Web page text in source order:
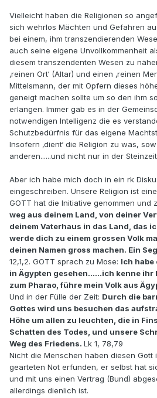
Vielleicht haben die Religionen so
sich wehrlos Mächten und Gefahren
bei einem, ihm transzendierenden
auch seine eigene Unvollkommenheit
diesem transzendenten Wesen zu
‚reinen Ort‘ (Altar) und einen ‚reinen
Mittelsmann, der mit Opfern dieses
geneigt machen sollte um so den ihm
erlangen. Immer gab es in der
notwendigen Intelligenz die es
Schutzbedürfnis für das eigene
Insofern ‚dient‘ die Religion zu was,
anderen......und nicht nur in der
Aber ich habe mich doch in ein rk
eingeschreiben. Unsere Religion ist
GOTT hat die Initiative genommen und
weg aus deinem Land, von deiner
deinem Vaterhaus in das Land, das
werde dich zu einem grossen Volk
deinen Namen gross machen. Ein
12,1,2. GOTT sprach zu Mose: Ich habe
in Ägypten gesehen......ich kenne ihr
zum Pharao, führe mein Volk aus
Und in der Fülle der Zeit: Durch die
Gottes wird uns besuchen das
Höhe um allen zu leuchten, die in
Schatten des Todes, und unsere
Weg des Friedens. Lk 1, 78,79
Nicht die Menschen haben diesen Gott
gearteten Not erfunden, er selbst hat
und mit uns einen Vertrag (Bund)
allerdings dienlich ist.